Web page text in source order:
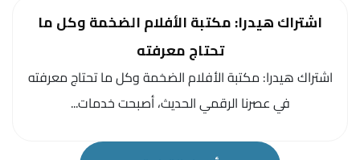
اشتراك هيدرا: مكتبة الأفلام الضخمة وكل ما
تحتاج معرفته
اشتراك هيدرا: مكتبة الأفلام الضخمة وكل ما تحتاج معرفته
في عصرنا الرقمي الحديث، أصبحت خدمات...